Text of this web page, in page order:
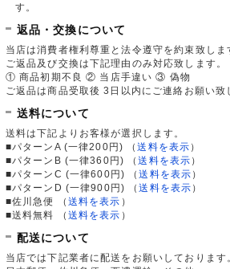
す。
返品・交換について
当店は消費者権利尊重と法令遵守を約束致しま
ご返品及び交換は下記理由のみ対応致します。
① 商品初期不良 ② 当店手違い ③ 偽物
ご返品は商品受取後 3日以内にご連絡お願い致
送料について
送料は下記よりお客様が選択します。
■パターンA (一律200円)
（送料を表示 ）
■パターンB (一律360円)
（送料を表示 ）
■パターンC (一律600円)
（送料を表示 ）
■パターンD (一律900円)
（送料を表示 ）
■佐川急便
（ 送料を表示 ）
■送料無料
（ 送料を表示 ）
配送について
当店では下記業者に配送をお願いしております